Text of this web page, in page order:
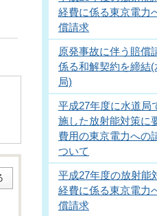
経費に係る東京電力
償請求
原発事故に伴う賠償
係る和解契約を締結(
局)
平成27年度に水道局
施した放射能対策に
費用の東京電力への
ついて
平成27年度の放射能
経費に係る東京電力
償請求